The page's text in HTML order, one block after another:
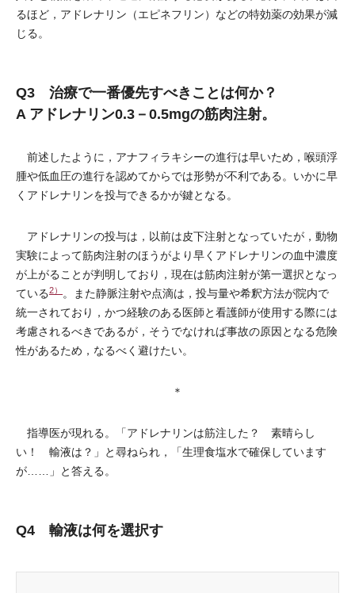
るほど，アドレナリン（エピネフリン）などの特効薬の効果が減
じる。
Q3 治療で一番優先すべきことは何か？
A アドレナリン0.3－0.5mgの筋肉注射。
前述したように，アナフィラキシーの進行は早いため，喉頭浮
腫や低血圧の進行を認めてからでは形勢が不利である。いかに早
くアドレナリンを投与できるかが鍵となる。
アドレナリンの投与は，以前は皮下注射となっていたが，動物
実験によって筋肉注射のほうがより早くアドレナリンの血中濃度
が上がることが判明しており，現在は筋肉注射が第一選択となっ
ている2）
。また静脈注射や点滴は，投与量や希釈方法が院内で
統一されており，かつ経験のある医師と看護師が使用する際には
考慮されるべきであるが，そうでなければ事故の原因となる危険
性があるため，なるべく避けたい。
＊
指導医が現れる。「アドレナリンは筋注した？ 素晴らし
い！ 輸液は？」と尋ねられ，「生理食塩水で確保しています
が……」と答える。
Q4 輸液は何を選択す